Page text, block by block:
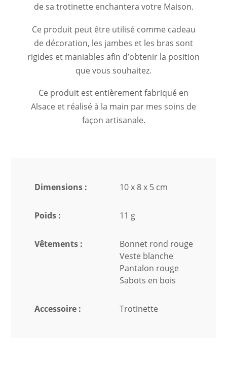
de sa trotinette enchantera votre Maison.
Ce produit peut être utilisé comme cadeau
de décoration, les jambes et les bras sont
rigides et maniables afin d’obtenir la position
que vous souhaitez.
Ce produit est entièrement fabriqué en
Alsace et réalisé à la main par mes soins de
façon artisanale.
Dimensions : 10 x 8 x 5 cm
Poids : 11 g
Vêtements :
Bonnet rond rouge
Veste blanche
Pantalon rouge
Sabots en bois
Accessoire : Trotinette